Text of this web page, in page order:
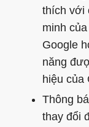
thích với
minh
Google
năng
hiệu của
Thông
thay đổi